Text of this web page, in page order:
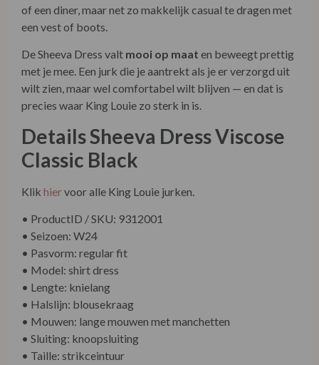
of een diner, maar net zo makkelijk casual te dragen met
een vest of boots.
De Sheeva Dress valt mooi op maat en beweegt prettig
met je mee. Een jurk die je aantrekt als je er verzorgd uit
wilt zien, maar wel comfortabel wilt blijven — en dat is
precies waar King Louie zo sterk in is.
Details Sheeva Dress Viscose
Classic Black
Klik hiervoor alle King Louie jurken.
• ProductID / SKU: 9312001
• Seizoen: W24
• Pasvorm: regular fit
• Model: shirt dress
• Lengte: knielang
• Halslijn: blousekraag
• Mouwen: lange mouwen met manchetten
• Sluiting: knoopsluiting
• Taille: strikceintuur